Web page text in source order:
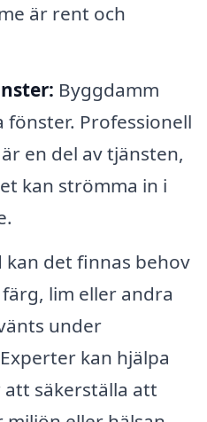
är rent och
Byggdamm
fönster. Professionell
en del av tjänsten,
kan strömma in i
kan det finnas behov
lim eller andra
under
kan hjälpa
säkerställa att